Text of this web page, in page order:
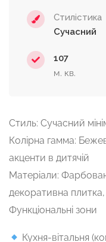
Стилістика
Сучасний
107
м. кв.
Стиль: Сучасний
Колірна гамма:
акценти в дитячій
Матеріали:
декоративна
Функціональні зони
Кухня-вітальня